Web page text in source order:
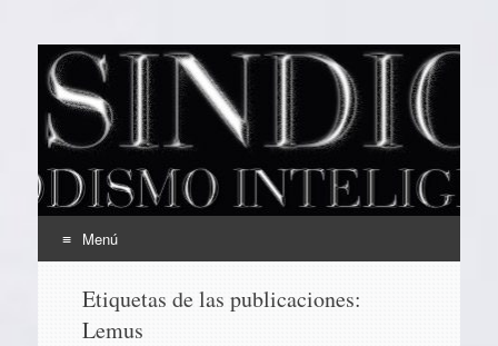
EL SINDICAL
Periodismo Inteligente
Menú
contenido
Etiquetas de las publicaciones:
Lemus